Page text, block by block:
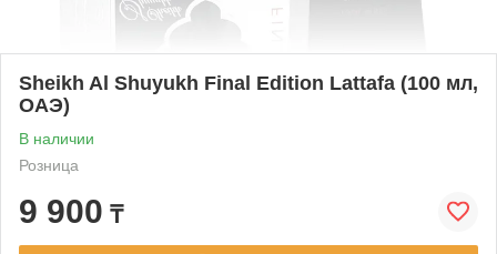
Sheikh Al Shuyukh Final Edition Lattafa (100 мл,
ОАЭ)
В наличии
Розница
9 900 ₸